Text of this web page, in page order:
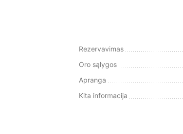
Rezervavimas
Oro sąlygos
Apranga
Kita informacija